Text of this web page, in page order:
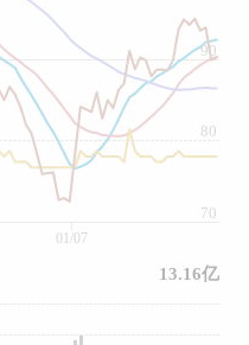
90
70
80
01/07
13.16亿